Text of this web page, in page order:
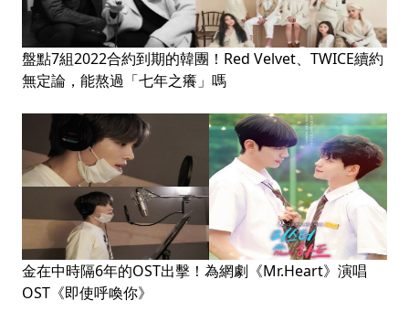
盤點7組2022合約到期的韓團！Red Velvet、TWICE續約
無定論，能熬過「七年之癢」嗎
金在中時隔6年的OST出擊！為網劇《Mr.Heart》演唱
OST《即使呼喚你》